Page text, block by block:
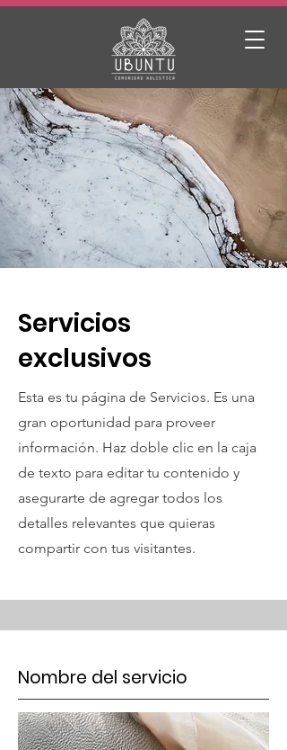
Servicios
exclusivos
Esta es tu página de Servicios. Es una
gran oportunidad para proveer
información. Haz doble clic en la caja
de texto para editar tu contenido y
asegurarte de agregar todos los
detalles relevantes que quieras
compartir con tus visitantes.
Nombre del servicio